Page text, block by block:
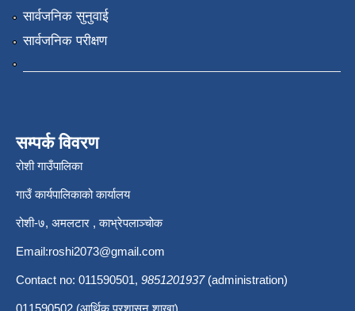
सार्वजनिक सुनुवाई
सार्वजनिक परीक्षण
सम्पर्क विवरण
रोशी गाउँपालिका
गाउँ कार्यपालिकाको कार्यालय
रोशी-७, अमलटार , काभ्रेपलाञ्चोक
Email:roshi2073@gmail.com
Contact no: 011590501, 9851201937(administration)